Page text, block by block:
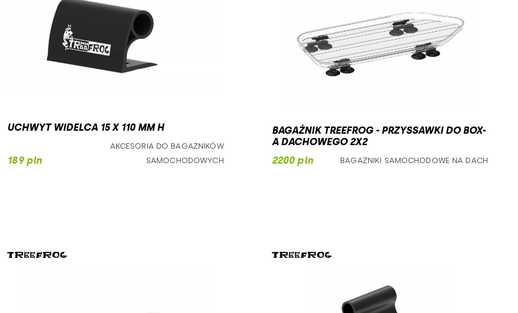
UCHWYT WIDELCA 15 X 110 MM H
189 pln
AKCESORIA DO BAGAŻNIKÓW
SAMOCHODOWYCH
BAGAŻNIK TREEFROG - PRZYSSAWKI DO BOX-
A DACHOWEGO 2X2
2200 pln
BAGAŻNIKI SAMOCHODOWE NA DACH